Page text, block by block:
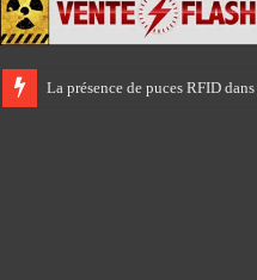
La présence de puces RFID